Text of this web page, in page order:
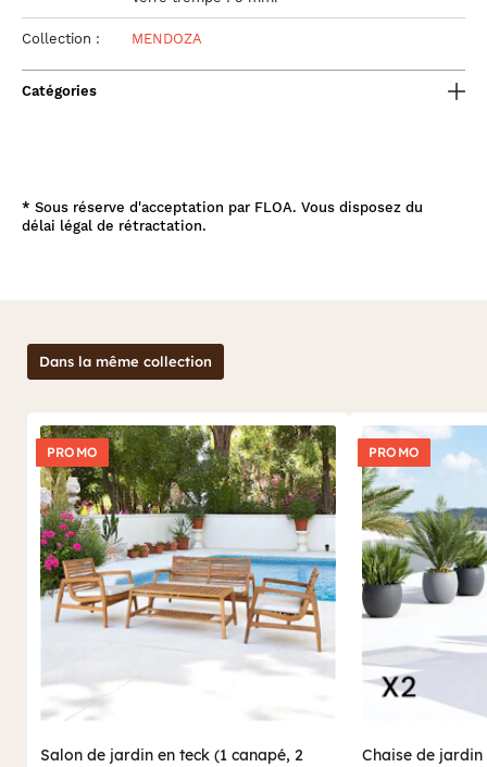
Collection : MENDOZA
Catégories
* Sous réserve d'acceptation par FLOA. Vous disposez du
délai légal de rétractation.
Dans la même collection
PROMO
Salon de jardin en teck (1 canapé, 2
PROMO
Chaise de jardin